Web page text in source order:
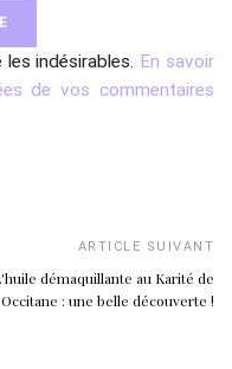
indésirables. En savoir
de vos commentaires
ARTICLE SUIVANT
démaquillante au Karité de
: une belle découverte !